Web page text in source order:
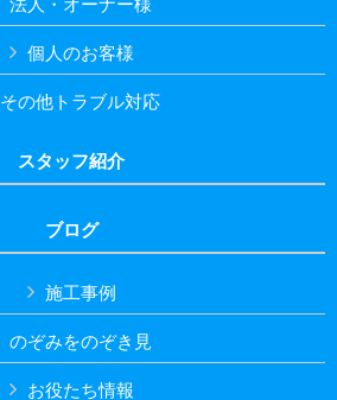
法人・オーナー様
個人のお客様
その他トラブル対応
スタッフ紹介
ブログ
施工事例
のぞみをのぞき見
お役たち情報